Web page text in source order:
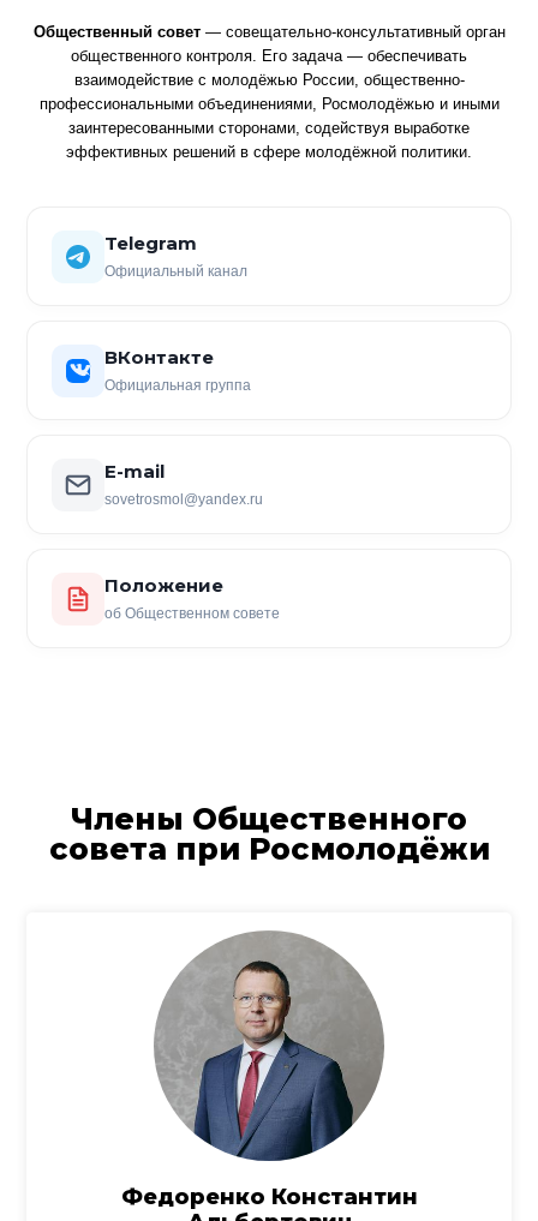
Общественный совет— совещательно-консультативный орган
общественного контроля. Его задача — обеспечивать
взаимодействие с молодёжью России, общественно-
профессиональными объединениями, Росмолодёжью и иными
заинтересованными сторонами, содействуя выработке
эффективных решений в сфере молодёжной политики.
Telegram
Официальный канал
ВКонтакте
Официальная группа
E-mail
sovetrosmol@yandex.ru
Положение
об Общественном совете
Члены Общественного
совета при Росмолодёжи
Федоренко Константин